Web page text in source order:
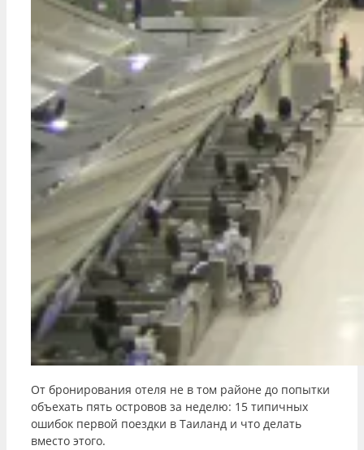
От бронирования отеля не в том районе до попытки
объехать пять островов за неделю: 15 типичных
ошибок первой поездки в Таиланд и что делать
вместо этого.